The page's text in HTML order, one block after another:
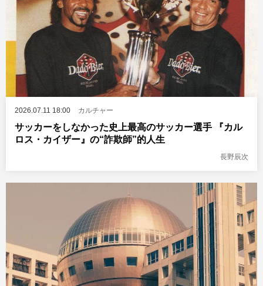
2026.07.11 18:00 カルチャー
サッカーをしなかった史上最高のサッカー選手 『カル
ロス・カイザー』の“詐欺師”的人生
長野辰次